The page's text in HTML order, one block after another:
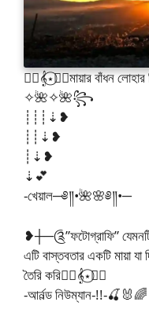
🧚‍♂️𝄞⋆⃝🧚‍♀️মায়ার বাঁধন
✧🌺✧🌺꧂
┊┊┊⇣❥
┊┊⇣❥
┊⇣❥
⇣💕
-খেয়াল─༅༎•🌺🌸༅༎•─
❥┼─༊”ফটোগ্রাফি”
এটি বাস্তবতার একটি মায়া
তৈরি করি🧚‍♂️𝄞⋆⃝🧚‍♀️
-আর্নল্ড নিউম্যান-!!-🍒🐰🌈